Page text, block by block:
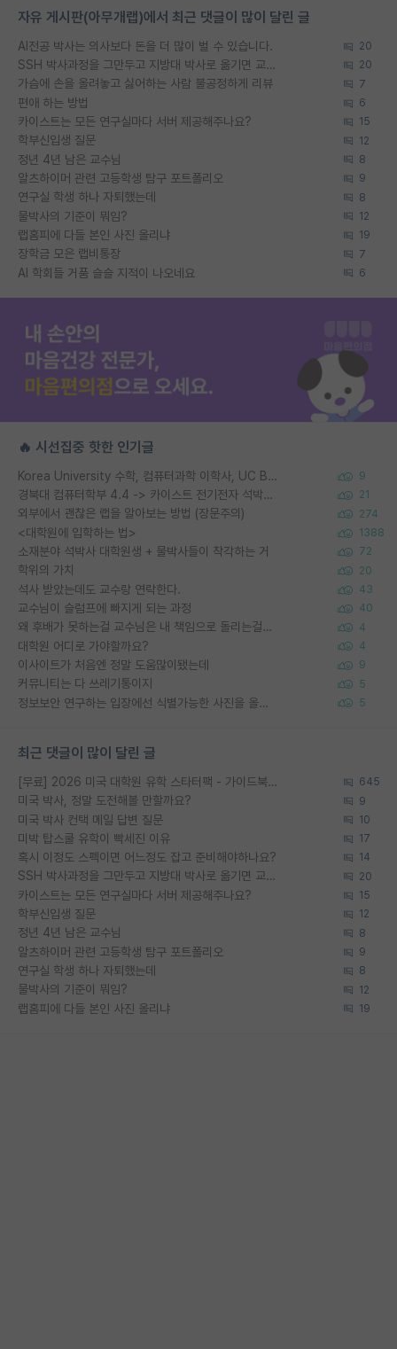
자유 게시판(아무개랩)에서 최근 댓글이 많이 달린 글
AI전공 박사는 의사보다 돈을 더 많이 벌 수 있습니다. 20
SSH 박사과정을 그만두고 지방대 박사로 옮기면 교수의 꿈은 끝일까요? 20
가슴에 손을 올려놓고 싫어하는 사람 불공정하게 리뷰 7
편애 하는 방법 6
카이스트는 모든 연구실마다 서버 제공해주나요? 15
학부신입생 질문 12
정년 4년 남은 교수님 8
알츠하이머 관련 고등학생 탐구 포트폴리오 9
연구실 학생 하나 자퇴했는데 8
물박사의 기준이 뭐임? 12
랩홈피에 다들 본인 사진 올리냐 19
장학금 모은 랩비통장 7
AI 학회들 거품 슬슬 지적이 나오네요 6
🔥 시선집중 핫한 인기글
Korea University 수학, 컴퓨터과학 이학사, UC Berkeley 산업공학 대학원 공학박사가 되는 것은 쉽지 않겠죠? 9
경북대 컴퓨터학부 4.4 -> 카이스트 전기전자 석박사통합과정 합격 21
외부에서 괜찮은 랩을 알아보는 방법 (장문주의) 274
<대학원에 입학하는 법> 1388
소재분야 석박사 대학원생 + 물박사들이 착각하는 거 72
학위의 가치 20
석사 받았는데도 교수랑 연락한다. 43
교수님이 슬럼프에 빠지게 되는 과정 40
왜 후배가 못하는걸 교수님은 내 책임으로 돌리는걸까요? 4
대학원 어디로 가야할까요? 4
이사이트가 처음엔 정말 도움많이됐는데 9
커뮤니티는 다 쓰레기통이지 5
정보보안 연구하는 입장에선 식별가능한 사진을 올리는건 비추이긴함 5
최근 댓글이 많이 달린 글
[무료] 2026 미국 대학원 유학 스타터팩 - 가이드북 & 합격자 컨택메일 템플릿 645
미국 박사, 정말 도전해볼 만할까요? 9
미국 박사 컨택 메일 답변 질문 10
미박 탑스쿨 유학이 빡세진 이유 17
혹시 이정도 스펙이면 어느정도 잡고 준비해야하나요? 14
SSH 박사과정을 그만두고 지방대 박사로 옮기면 교수의 꿈은 끝일까요? 20
카이스트는 모든 연구실마다 서버 제공해주나요? 15
학부신입생 질문 12
정년 4년 남은 교수님 8
알츠하이머 관련 고등학생 탐구 포트폴리오 9
연구실 학생 하나 자퇴했는데 8
물박사의 기준이 뭐임? 12
랩홈피에 다들 본인 사진 올리냐 19